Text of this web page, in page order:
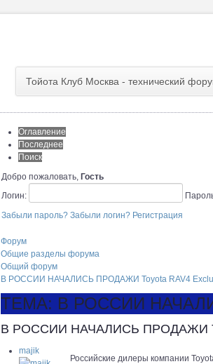
Тойота Клуб Москва - технический
Оглавление
Последнее
Поиск
Добро пожаловать, Гость
Логин:
Забыли пароль? Забыли логин? Регистрация
Форум
Общие разделы форума
Общий форум
В РОССИИ НАЧАЛИСЬ ПРОДАЖИ Toyota RAV4
ТЕМА: В РОССИИ
В РОССИИ НАЧАЛИСЬ ПРОДАЖИ
majik
Российские дилеры компании